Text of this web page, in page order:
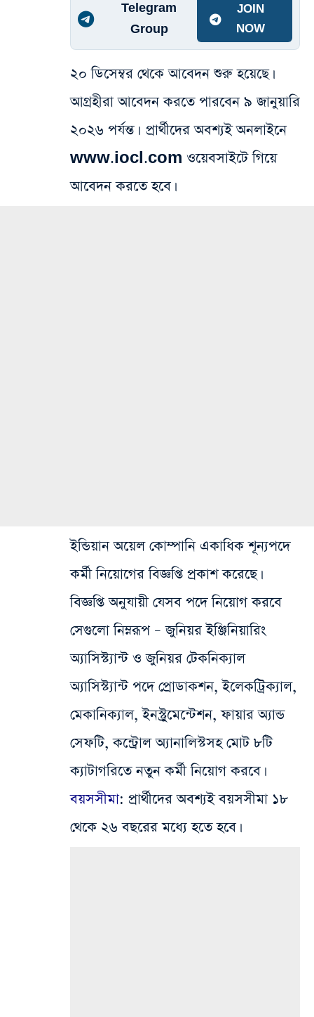
Telegram
Group
JOIN
NOW
২০ ডিসেম্বর থেকে আবেদন শুরু হয়েছে।
আগ্রহীরা আবেদন করতে পারবেন ৯ জানুয়ারি
২০২৬ পর্যন্ত। প্রার্থীদের অবশ্যই অনলাইনে
www.iocl.com ওয়েবসাইটে গিয়ে
আবেদন করতে হবে।
ইন্ডিয়ান অয়েল কোম্পানি একাধিক শূন্যপদে
কর্মী নিয়োগের বিজ্ঞপ্তি প্রকাশ করেছে।
বিজ্ঞপ্তি অনুযায়ী যেসব পদে নিয়োগ করবে
সেগুলো নিম্নরূপ – জুনিয়র ইঞ্জিনিয়ারিং
অ্যাসিস্ট্যান্ট ও জুনিয়র টেকনিক্যাল
অ্যাসিস্ট্যান্ট পদে প্রোডাকশন, ইলেকট্রিক্যাল,
মেকানিক্যাল, ইনস্ট্রুমেন্টেশন, ফায়ার অ্যান্ড
সেফটি, কন্ট্রোল অ্যানালিস্টসহ মোট ৮টি
ক্যাটাগরিতে নতুন কর্মী নিয়োগ করবে।
বয়সসীমা: প্রার্থীদের অবশ্যই বয়সসীমা ১৮
থেকে ২৬ বছরের মধ্যে হতে হবে।